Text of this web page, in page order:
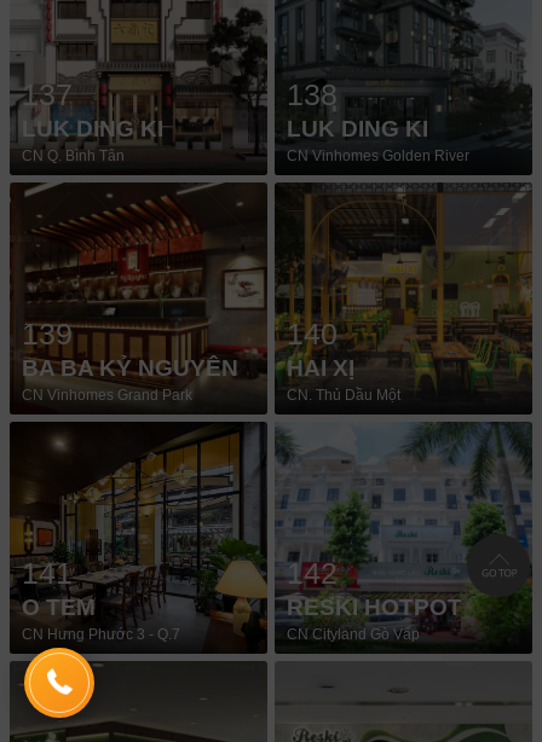
137
LUK DING KI
CN Q. Bình Tân
138
LUK DING KI
CN Vinhomes Golden River
139
BA BA KỶ NGUYÊN
CN Vinhomes Grand Park
140
HAI XỊ
CN. Thủ Dầu Một
141
O TEM
CN Hưng Phước 3 - Q.7
142
RESKI HOTPOT
CN Cityland Gò Vấp